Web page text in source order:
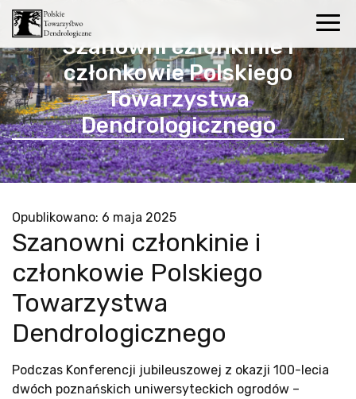
Szanowni członkinie i
członkowie Polskiego
Towarzystwa
Dendrologicznego
Opublikowano: 6 maja 2025
Szanowni członkinie i
członkowie Polskiego
Towarzystwa
Dendrologicznego
Podczas Konferencji jubileuszowej z okazji 100-lecia
dwóch poznańskich uniwersyteckich ogrodów –